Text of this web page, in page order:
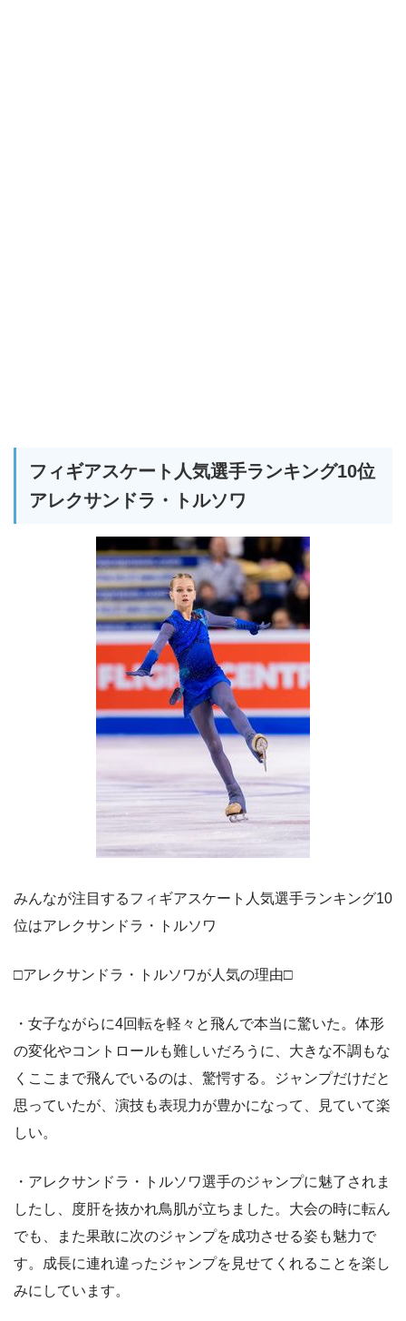
フィギアスケート人気選手ランキング10位
アレクサンドラ・トルソワ
みんなが注目するフィギアスケート人気選手ランキング10
位はアレクサンドラ・トルソワ
□アレクサンドラ・トルソワが人気の理由□
・女子ながらに4回転を軽々と飛んで本当に驚いた。体形
の変化やコントロールも難しいだろうに、大きな不調もな
くここまで飛んでいるのは、驚愕する。ジャンプだけだと
思っていたが、演技も表現力が豊かになって、見ていて楽
しい。
・アレクサンドラ・トルソワ選手のジャンプに魅了されま
したし、度肝を抜かれ鳥肌が立ちました。大会の時に転ん
でも、また果敢に次のジャンプを成功させる姿も魅力で
す。成長に連れ違ったジャンプを見せてくれることを楽し
みにしています。